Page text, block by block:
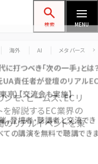
当者フォーラム
検索 MENU
海外 AI メタバース
シモ、ビームス、ECリ
を解説するEC業界の
リアルイベントを東
打つべき「次の一手」と
元UA責任者が登壇のリア
京）【交流会も実施】
。登壇者・聴講者と交流
ての講演を無料で聴講で